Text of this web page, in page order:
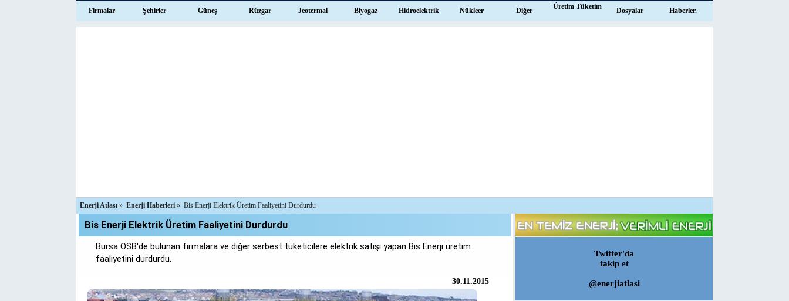
Firmalar Şehirler Güneş Rüzgar Jeotermal Biyogaz Hidroelektrik Nükleer Diğer Üretim Tüketim Dosyalar Haberler.
Enerji Atlası » Enerji Haberleri » Bis Enerji Elektrik Üretim Faaliyetini Durdurdu
Bis Enerji Elektrik Üretim Faaliyetini Durdurdu
Bursa OSB'de bulunan firmalara ve diğer serbest tüketicilere elektrik satışı yapan Bis Enerji üretim
faaliyetini durdurdu.
30.11.2015
Twitter'da
takip et
@enerjiatlasi